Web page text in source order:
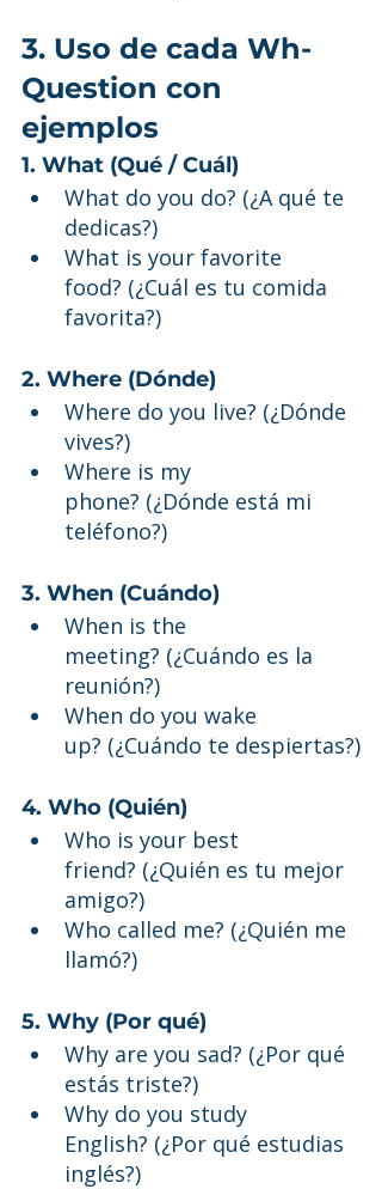
3. Uso de cada Wh-
Question con
ejemplos
1. What (Qué / Cuál)
What do you do? (¿A qué te
dedicas?)
What is your favorite
food? (¿Cuál es tu comida
favorita?)
2. Where (Dónde)
Where do you live? (¿Dónde
vives?)
Where is my
phone? (¿Dónde está mi
teléfono?)
3. When (Cuándo)
When is the
meeting? (¿Cuándo es la
reunión?)
When do you wake
up? (¿Cuándo te despiertas?)
4. Who (Quién)
Who is your best
friend? (¿Quién es tu mejor
amigo?)
Who called me? (¿Quién me
llamó?)
5. Why (Por qué)
Why are you sad? (¿Por qué
estás triste?)
Why do you study
English? (¿Por qué estudias
inglés?)